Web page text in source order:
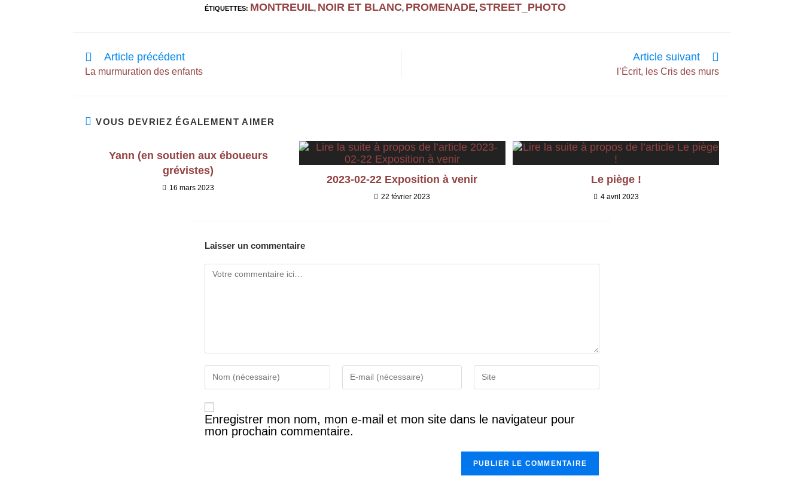
ÉTIQUETTES: MONTREUIL, NOIR ET BLANC, PROMENADE, STREET_PHOTO
Article précédent
La murmuration des enfants
Article suivant
l’Écrit, les Cris des murs
VOUS DEVRIEZ ÉGALEMENT AIMER
Yann (en soutien aux éboueurs
grévistes)
16 mars 2023
2023-02-22 Exposition à venir
22 février 2023
Le piège !
4 avril 2023
Laisser un commentaire
Enregistrer mon nom, mon e-mail et mon site dans le navigateur pour
mon prochain commentaire.